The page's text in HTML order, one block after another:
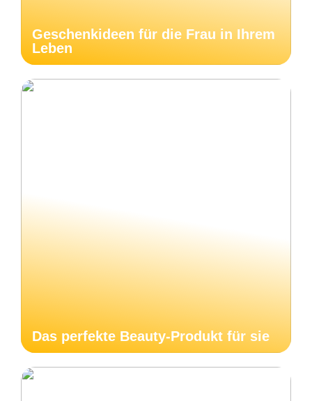
Geschenkideen für die Frau in Ihrem
Leben
Das perfekte Beauty-Produkt für sie